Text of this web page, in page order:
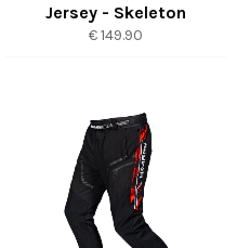
Jersey - Skeleton
Normaler
€ 149.90